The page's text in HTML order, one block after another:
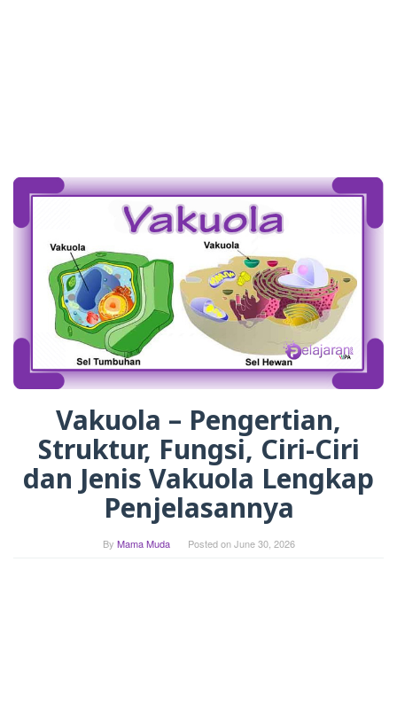
Vakuola – Pengertian,
Struktur, Fungsi, Ciri-Ciri
dan Jenis Vakuola Lengkap
Penjelasannya
By Mama Muda Posted onJune 30, 2026